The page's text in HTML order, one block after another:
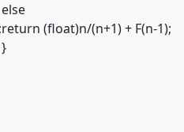
else
return (float)n/(n+1) + F(n-1);
}